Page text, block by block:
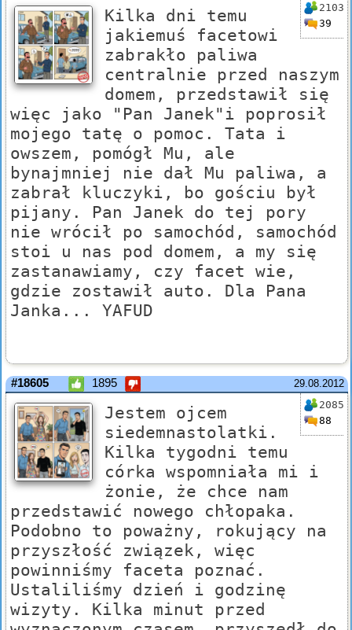
2103
39
Kilka dni temu
jakiemuś facetowi
zabrakło paliwa
centralnie przed naszym
domem, przedstawił się
więc jako "Pan Janek"i poprosił
mojego tatę o pomoc. Tata i
owszem, pomógł Mu, ale
bynajmniej nie dał Mu paliwa, a
zabrał kluczyki, bo gościu był
pijany. Pan Janek do tej pory
nie wrócił po samochód, samochód
stoi u nas pod domem, a my się
zastanawiamy, czy facet wie,
gdzie zostawił auto. Dla Pana
Janka... YAFUD
29.08.2012
#18605 1895
2085
88
Jestem ojcem
siedemnastolatki.
Kilka tygodni temu
córka wspomniała mi i
żonie, że chce nam
przedstawić nowego chłopaka.
Podobno to poważny, rokujący na
przyszłość związek, więc
powinniśmy faceta poznać.
Ustaliliśmy dzień i godzinę
wizyty. Kilka minut przed